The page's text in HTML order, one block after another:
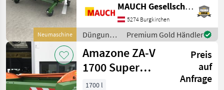
Neumaschine
Streumengenverstellung
Ausstattung: - ISOBUS-
Bedienterminal AmaTron 4
- Multifunktionsgriff
AmaPilot+
MAUCH Gesellschaft m.b.H. & Co.KG
5274 Burgkirchen
Düngung
und
Beregnung
/ Amazone
Premium Gold Händler
Amazone ZA-V
1700 Super
Profis
Preis
auf
Anfrage
1700 l